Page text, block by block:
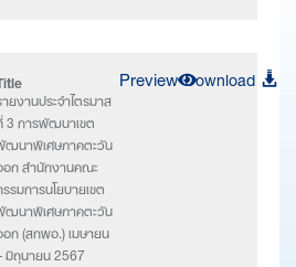
ยงานประจำไตรมาส
3 การพัฒนาเขต
นาพิเศษภาคตะวัน
ก สำนักงานคณะ
รมการนโยบายเขต
นาพิเศษภาคตะวัน
ก (สกพอ.) เมษายน
มิถุนายน 2567
PreviewDownload